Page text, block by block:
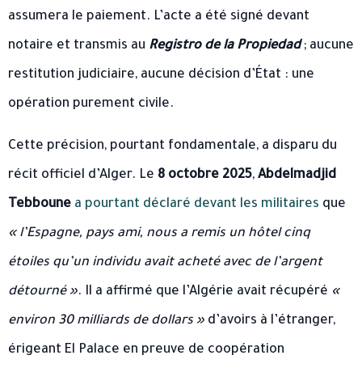
assumera le paiement. L’acte a été signé devant
notaire et transmis au Registro de la Propiedad; aucune
restitution judiciaire, aucune décision d’État : une
opération purement civile.
Cette précision, pourtant fondamentale, a disparu du
récit officiel d’Alger. Le 8 octobre 2025, Abdelmadjid
Tebboune a pourtant déclaré devant les militaires que
« l’Espagne, pays ami, nous a remis un hôtel cinq
étoiles qu’un individu avait acheté avec de l’argent
détourné ». Il a affirmé que l’Algérie avait récupéré «
environ 30 milliards de dollars » d’avoirs à l’étranger,
érigeant El Palace en preuve de coopération